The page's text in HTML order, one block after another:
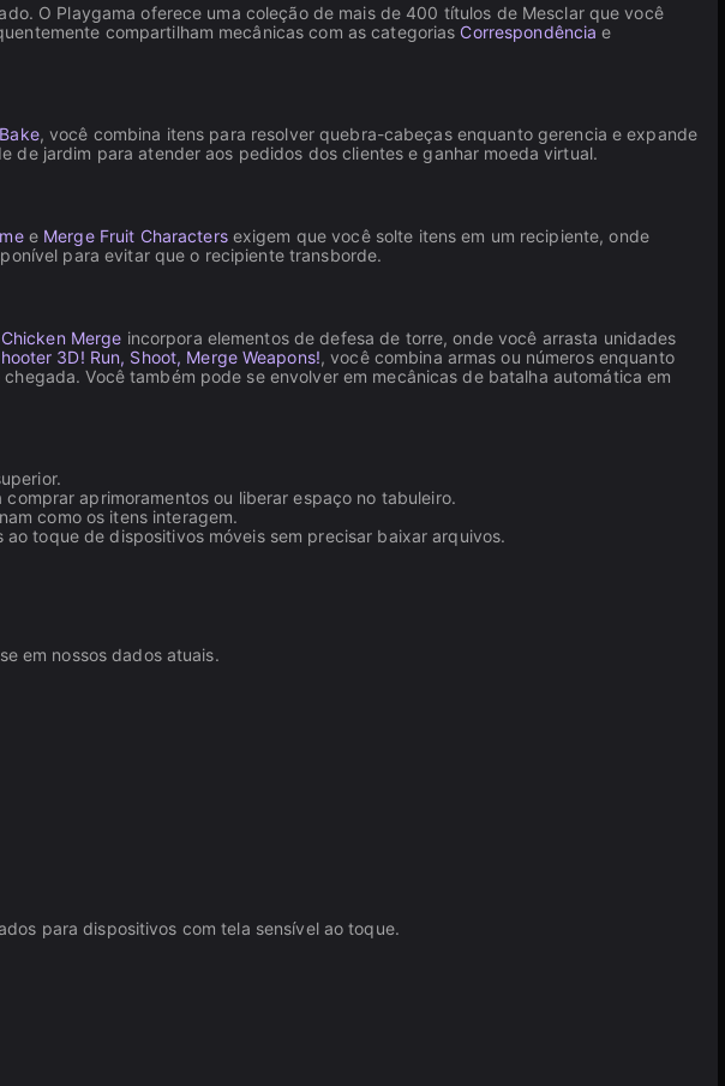
O Playgama oferece uma coleção de mais de 400 títulos de Mesclar que você
compartilham mecânicas com as categorias Correspondência e
, você combina itens para resolver quebra-cabeças enquanto gerencia e expande
de jardim para atender aos pedidos dos clientes e ganhar moeda virtual.
e Merge Fruit Charactersexigem que você solte itens em um recipiente, onde
para evitar que o recipiente transborde.
Chicken Merge incorpora elementos de defesa de torre, onde você arrasta unidades
3D! Run, Shoot, Merge Weapons!, você combina armas ou números enquanto
Você também pode se envolver em mecânicas de batalha automática em
aprimoramentos ou liberar espaço no tabuleiro.
como os itens interagem.
toque de dispositivos móveis sem precisar baixar arquivos.
em nossos dados atuais.
para dispositivos com tela sensível ao toque.